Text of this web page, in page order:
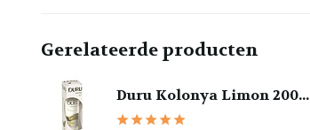
Gerelateerde producten
Duru Kolonya Limon 200...